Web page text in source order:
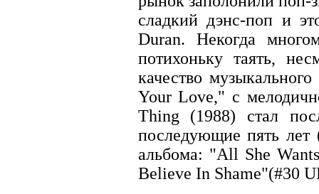
сладкий дэнс-поп и
Duran. Некогда
потихоньку таять,
качество
Your Love," с
Thing (1988) стал
последующие пять
альбома: "All She
Believe In Shame"(#30